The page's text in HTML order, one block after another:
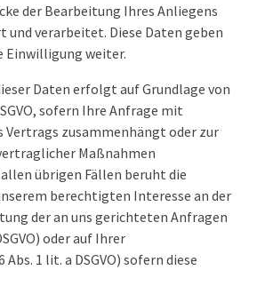
der Bearbeitung Ihres Anliegens
und verarbeitet. Diese Daten geben
Einwilligung weiter.
Daten erfolgt auf Grundlage von
sofern Ihre Anfrage mit
Vertrags zusammenhängt oder zur
Maßnahmen
übrigen Fällen beruht die
berechtigten Interesse an der
der an uns gerichteten Anfragen
oder auf Ihrer
1 lit. a DSGVO) sofern diese